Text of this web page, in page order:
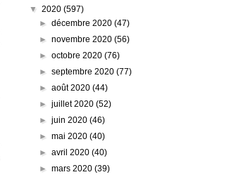
▼ 2020 (597)
►décembre 2020(47)
►novembre 2020(56)
►octobre 2020(76)
►septembre 2020(77)
►août 2020(44)
►juillet 2020(52)
►juin 2020(46)
►mai 2020(40)
►avril 2020(40)
►mars 2020(39)